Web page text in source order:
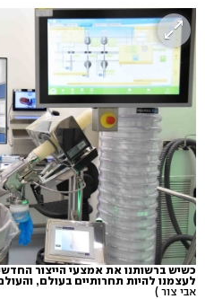
כשיש ברשותנו את אמצעי הייצור
לעצמנו להיות תחרותיים בעולם,
אבי צור )